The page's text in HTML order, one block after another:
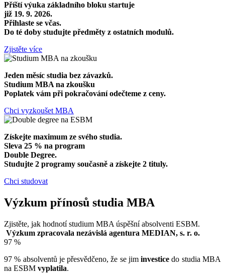
Příští výuka základního bloku startuje
již 19. 9. 2026.
Přihlaste se včas.
Do té doby studujte předměty z ostatních modulů.
Zjistěte více
Jeden měsíc studia bez závazků.
Studium MBA na zkoušku
Poplatek vám při pokračování odečteme z ceny.
Chci vyzkoušet MBA
Získejte maximum ze svého studia.
Sleva 25 % na program
Double Degree.
Studujte 2 programy současně a získejte 2 tituly.
Chci studovat
Výzkum přínosů studia MBA
Zjistěte, jak hodnotí studium MBA úspěšní absolventi ESBM.
Výzkum zpracovala nezávislá agentura MEDIAN, s. r. o.
97 %
97 % absolventů je přesvědčeno, že se jiminvestice do studia MBA
na ESBM vyplatila.